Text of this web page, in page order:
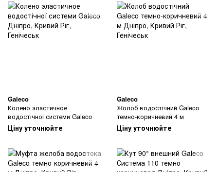
Galeco
Колено эластичное
водостічної системи Galeco
Ціну уточнюйте
Galeco
Жолоб водостічний Galeco
темно-коричневий 4 м
Ціну уточнюйте